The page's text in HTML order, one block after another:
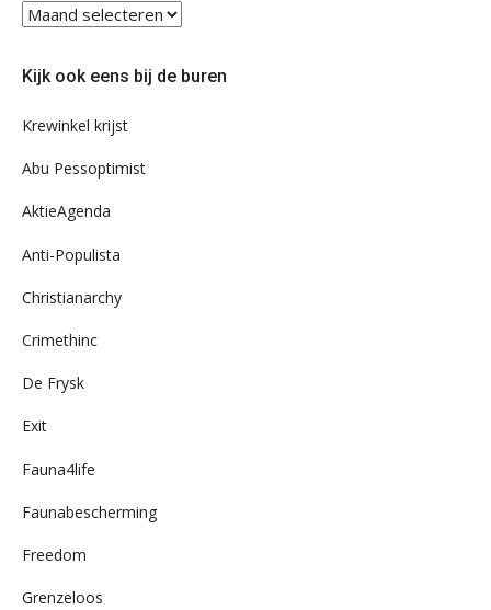
Blader
eens
ons
Kijk ook eens bij de buren
Krewinkel krijst
Abu Pessoptimist
AktieAgenda
Anti-Populista
Christianarchy
Crimethinc
De Frysk
Exit
Fauna4life
Faunabescherming
Freedom
Grenzeloos